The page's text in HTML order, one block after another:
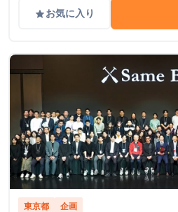
gradeお気に入り
東京都 企画